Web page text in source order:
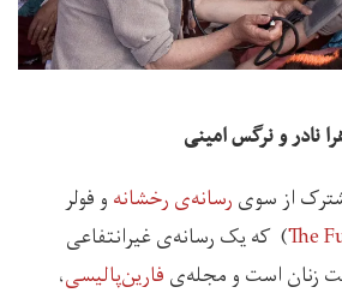
نادر و نرگس امینی
از سویرسانه‌ی رخشانهو فولر
The) که یک رسانه‌‌ی غیرانتفاعی
زنان است و مجله‌یفارین‌پالیسی،